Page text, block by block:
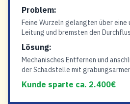
Problem:
Feine Wurzeln gelangten über eine
Leitung und bremsten den
Lösung:
Mechanisches Entfernen und
der Schadstelle mit
Kunde sparte ca. 2.400€